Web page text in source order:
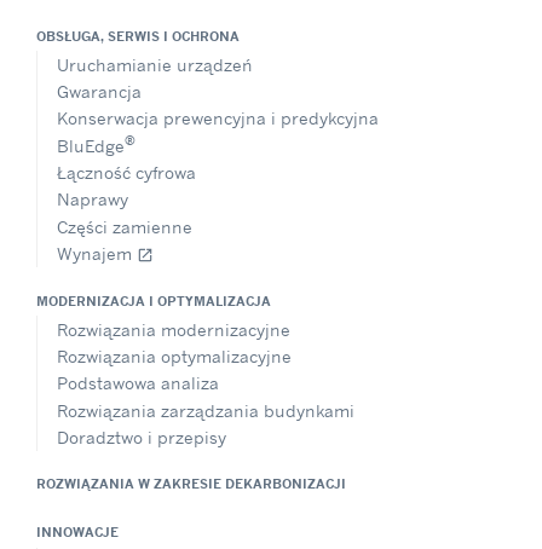
OBSŁUGA, SERWIS I OCHRONA
Uruchamianie urządzeń
Gwarancja
Konserwacja prewencyjna i predykcyjna
BluEdge®
Łączność cyfrowa
Naprawy
Części zamienne
Wynajem open_in_new
MODERNIZACJA I OPTYMALIZACJA
Rozwiązania modernizacyjne
Rozwiązania optymalizacyjne
Podstawowa analiza
Rozwiązania zarządzania budynkami
Doradztwo i przepisy
ROZWIĄZANIA W ZAKRESIE DEKARBONIZACJI
INNOWACJE